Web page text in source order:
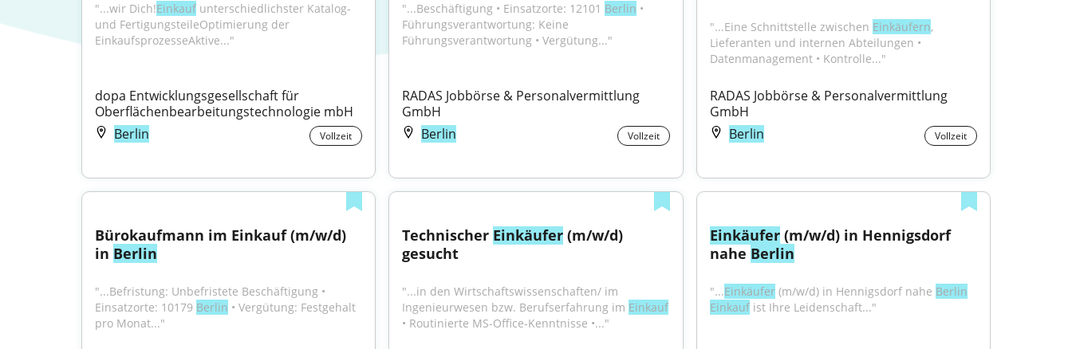
"...wir Dich!Einkauf unterschiedlichster Katalog-
und FertigungsteileOptimierung der
EinkaufsprozesseAktive..."
dopa Entwicklungsgesellschaft für
Oberflächenbearbeitungstechnologie mbH
Berlin
Vollzeit
"...Beschäftigung • Einsatzorte: 12101 Berlin •
Führungsverantwortung: Keine
Führungsverantwortung • Vergütung..."
RADAS Jobbörse & Personalvermittlung
GmbH
Berlin
Vollzeit
"...Eine Schnittstelle zwischen Einkäufern,
Lieferanten und internen Abteilungen •
Datenmanagement • Kontrolle..."
RADAS Jobbörse & Personalvermittlung
GmbH
Berlin
Vollzeit
Bürokaufmann im Einkauf (m/w/d)
in Berlin
"...Befristung: Unbefristete Beschäftigung •
Einsatzorte: 10179 Berlin • Vergütung: Festgehalt
pro Monat..."
Technischer Einkäufer (m/w/d)
gesucht
"...in den Wirtschaftswissenschaften/ im
Ingenieurwesen bzw. Berufserfahrung im Einkauf
• Routinierte MS-Office-Kenntnisse •..."
Einkäufer (m/w/d) in Hennigsdorf
nahe Berlin
"...Einkäufer (m/w/d) in Hennigsdorf nahe Berlin
Einkauf ist Ihre Leidenschaft..."